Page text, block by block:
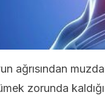
ağrısından
zorunda